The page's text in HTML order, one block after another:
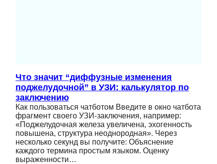
Что значит “диффузные изменения
поджелудочной” в УЗИ: калькулятор по
заключению
Как пользоваться чатботом Введите в окно чатбота
фрагмент своего УЗИ-заключения, например:
«Поджелудочная железа увеличена, эхогенность
повышена, структура неоднородная». Через
несколько секунд вы получите: Объяснение
каждого термина простым языком. Оценку
выраженности…